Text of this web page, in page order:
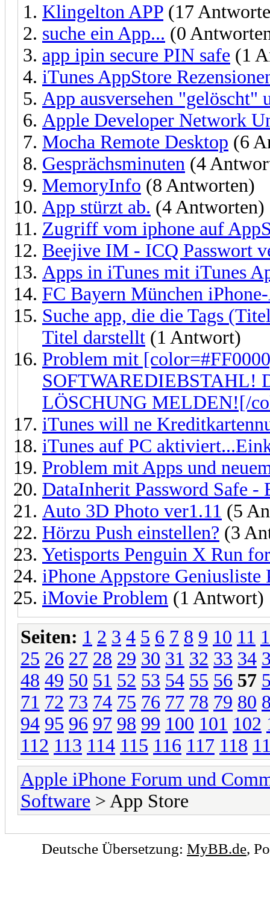
Klingelton APP (17
suche ein App... (0
app ipin secure PIN safe (1
iTunes AppStore
App ausversehen "gelöscht"
Apple Developer Network
Mocha Remote Desktop (6
Gesprächsminuten (4
MemoryInfo (8 Antworten)
App stürzt ab. (4 Antworten)
Zugriff vom iphone auf
Beejive IM - ICQ Passwort
Apps in iTunes mit iTunes
FC Bayern München
Suche app, die die Tags
Titel darstellt (1 Antwort)
Problem mit
SOFTWAREDIEBSTAHL!
LÖSCHUNG MELDEN![/
iTunes will ne
iTunes auf PC
Problem mit Apps und
DataInherit Password Safe -
Auto 3D Photo ver1.11 (5
Hörzu Push einstellen? (3
Yetisports Penguin X Run
iPhone Appstore Geniusliste
iMovie Problem (1 Antwort)
Seiten: 1 2 3 4 5 6 7 8 9 10 11
25 26 27 28 29 30 31 32 33 34
48 49 50 51 52 53 54 55 56 57
71 72 73 74 75 76 77 78 79 80
94 95 96 97 98 99 100 101 102
112 113 114 115 116 117 118
Apple iPhone Forum und
Software > App Store
Deutsche Übersetzung: MyBB.de,